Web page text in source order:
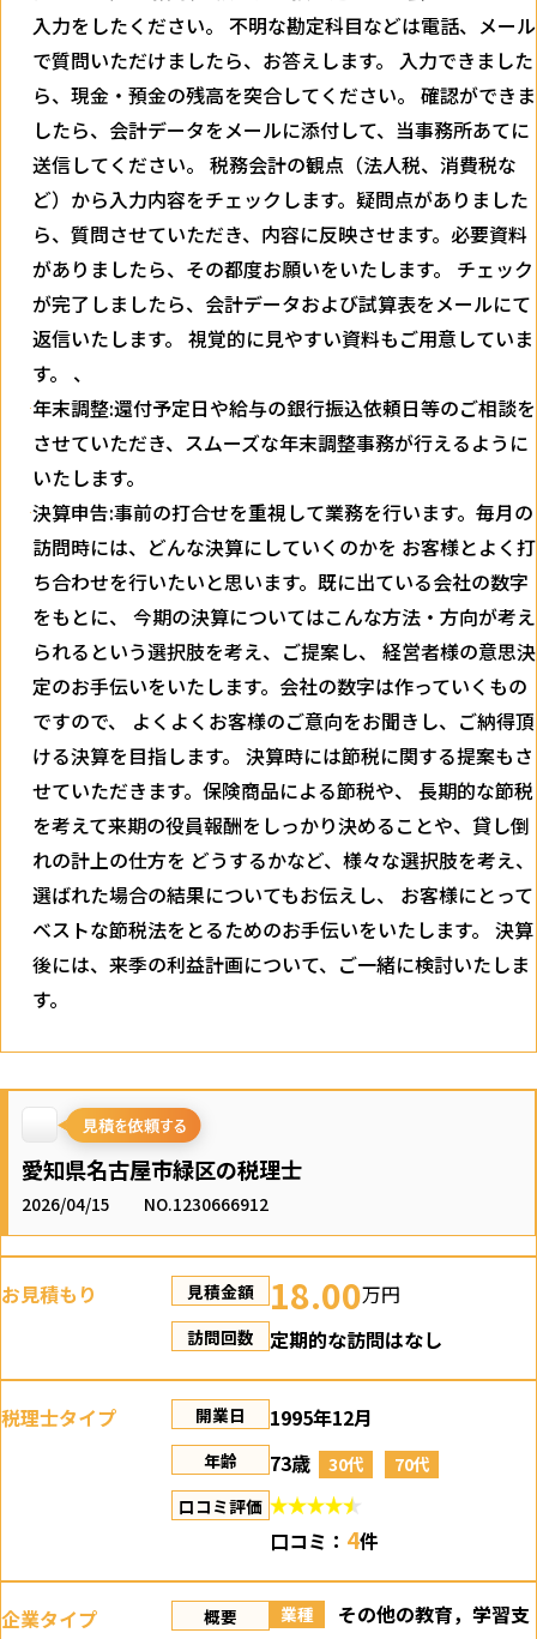
入力をしたください。 不明な勘定科目などは電話、メール
で質問いただけましたら、お答えします。 入力できました
ら、現金・預金の残高を突合してください。 確認ができま
したら、会計データをメールに添付して、当事務所あてに
送信してください。 税務会計の観点（法人税、消費税な
ど）から入力内容をチェックします。疑問点がありました
ら、質問させていただき、内容に反映させます。必要資料
がありましたら、その都度お願いをいたします。 チェック
が完了しましたら、会計データおよび試算表をメールにて
返信いたします。 視覚的に見やすい資料もご用意していま
す。 、
年末調整:還付予定日や給与の銀行振込依頼日等のご相談を
させていただき、スムーズな年末調整事務が行えるように
いたします。
決算申告:事前の打合せを重視して業務を行います。毎月の
訪問時には、どんな決算にしていくのかを お客様とよく打
ち合わせを行いたいと思います。既に出ている会社の数字
をもとに、 今期の決算についてはこんな方法・方向が考え
られるという選択肢を考え、ご提案し、 経営者様の意思決
定のお手伝いをいたします。会社の数字は作っていくもの
ですので、 よくよくお客様のご意向をお聞きし、ご納得頂
ける決算を目指します。 決算時には節税に関する提案もさ
せていただきます。保険商品による節税や、 長期的な節税
を考えて来期の役員報酬をしっかり決めることや、貸し倒
れの計上の仕方を どうするかなど、様々な選択肢を考え、
選ばれた場合の結果についてもお伝えし、 お客様にとって
ベストな節税法をとるためのお手伝いをいたします。 決算
後には、来季の利益計画について、ご一緒に検討いたしま
す。
愛知県名古屋市緑区の税理士
2026/04/15 NO.1230666912
お見積もり 見積金額 18.00万円
訪問回数 定期的な訪問はなし
税理士タイプ 開業日 1995年12月
年齢 73歳 30代
70代
口コミ評価
口コミ： 4件
企業タイプ 概要 業種
その他の教育，学習支